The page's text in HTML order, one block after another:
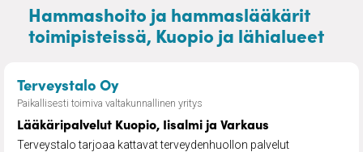
Hammashoito ja hammaslääkärit
toimipisteissä, Kuopio ja lähialueet
Terveystalo Oy– Lääkäripalvelut Kuopio, Iisalmi
Paikallisesti toimiva valtakunnallinen yritys
Lääkäripalvelut Kuopio, Iisalmi ja Varkaus
Terveystalo tarjoaa kattavat terveydenhuollon palvelut